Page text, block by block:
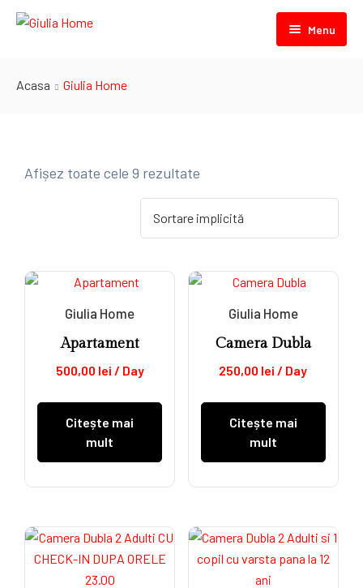
Menu
Camera Twin
Apartament
Contact
Acasa Giulia Home
Afișez toate cele 9 rezultate
Giulia Home
Apartament
500,00 lei / Day
Citește mai
mult
Giulia Home
Camera Dubla
250,00 lei / Day
Citește mai
mult